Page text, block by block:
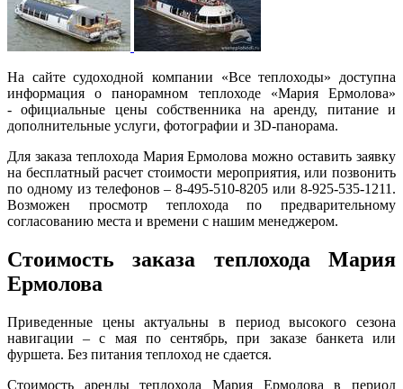
На сайте судоходной компании «Все теплоходы» доступна
информация о панорамном теплоходе «Мария Ермолова»
- официальные цены собственника на аренду, питание и
дополнительные услуги, фотографии и 3D-панорама.
Для заказа теплохода Мария Ермолова можно оставить заявку
на бесплатный расчет стоимости мероприятия, или позвонить
по одному из телефонов – 8-495-510-8205 или 8-925-535-1211.
Возможен просмотр теплохода по предварительному
согласованию места и времени с нашим менеджером.
Стоимость заказа теплохода Мария
Ермолова
Приведенные цены актуальны в период высокого сезона
навигации – с мая по сентябрь, при заказе банкета или
фуршета. Без питания теплоход не сдается.
Стоимость аренды теплохода Мария Ермолова в период